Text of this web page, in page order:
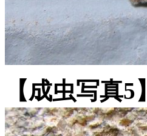
【成虫写真5】